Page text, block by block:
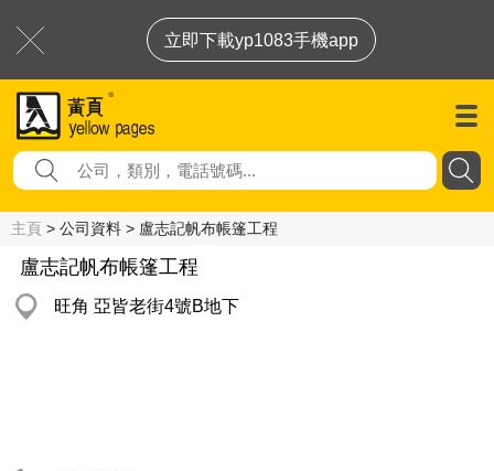
立即下載yp1083手機app
主頁 > 公司資料 > 盧志記帆布帳篷工程
盧志記帆布帳篷工程
旺角 亞皆老街4號B地下